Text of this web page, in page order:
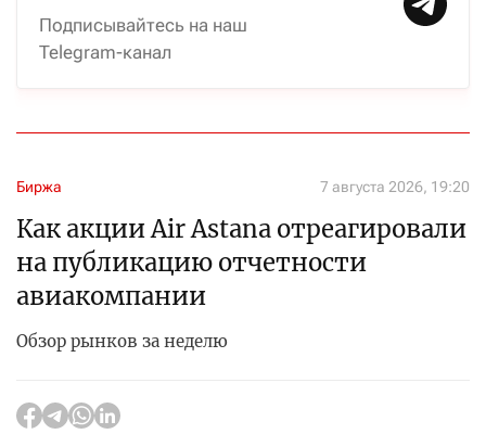
Подписывайтесь на наш
Telegram-канал
Биржа 7 августа 2026, 19:20
Как акции Air Astana отреагировали
на публикацию отчетности
авиакомпании
Обзор рынков за неделю